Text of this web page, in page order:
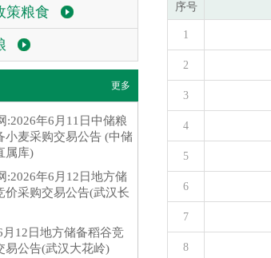
策粮食
更多
:2026年6月11日中储粮
小麦采购交易公告 (中储
属库)
:2026年6月12日地方储
价采购交易公告(武汉长
月12日地方储备稻谷竞
易公告(武汉大花岭)
序号
1
2
3
4
5
6
7
8